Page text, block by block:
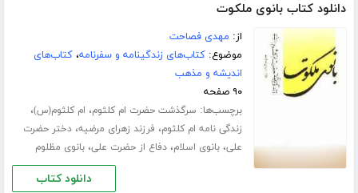
دانلود کتاب بانوی ملکوت
از: مهدی فصاحت
موضوع:کتاب‌های زندگینامه و سفرنامه،کتاب‌های
اندیشه و مذهب
۹۰ صفحه
برچسب‌ها: سرگذشت حضرت ام کلثوم، ام کلثوم(س)،
زندگی نامه ام کلثوم، فرزند زهرای مرضیه،دختر حضرت
علی،بانوی اسلام،دفاع از حضرت علی،بانوی مظلوم
دانلود کتاب